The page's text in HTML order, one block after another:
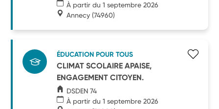
À partir du 1 septembre 2026
Annecy (74960)
ÉDUCATION POUR TOUS
CLIMAT SCOLAIRE APAISE,
ENGAGEMENT CITOYEN.
DSDEN 74
À partir du 1 septembre 2026